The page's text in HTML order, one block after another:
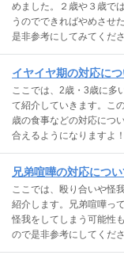
めました。２歳や３歳で
うのでできればやめさせ
是非参考にしてみてくだ
イヤイヤ期の対応に
ここでは、2歳・3歳に多
て紹介していきます。こ
歳の食事などの対応につ
合えるようになりますよ！
兄弟喧嘩の対応につい
ここでは、殴り合いや怪
紹介します。兄弟喧嘩っ
怪我をしてしまう可能性
ので是非参考にしてくだ